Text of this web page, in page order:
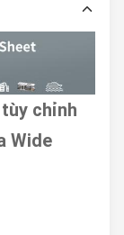
chỉnh
Wide